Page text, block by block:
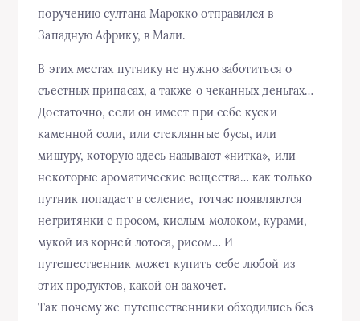
поручению султана Марокко отправился в
Западную Африку, в Мали.
В этих местах путнику не нужно заботиться о
съестных припасах, а также о чеканных деньгах…
Достаточно, если он имеет при себе куски
каменной соли, или стеклянные бусы, или
мишуру, которую здесь называют «нитка», или
некоторые ароматические вещества… как только
путник попадает в селение, тотчас появляются
негритянки с просом, кислым молоком, курами,
мукой из корней лотоса, рисом… И
путешественник может купить себе любой из
этих продуктов, какой он захочет.
Так почему же путешественники обходились без